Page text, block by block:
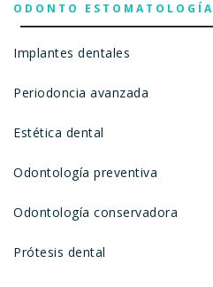
ODONTO ESTOMATOLOGÍA
Implantes dentales
Periodoncia avanzada
Estética dental
Odontología preventiva
Odontología conservadora
Prótesis dental